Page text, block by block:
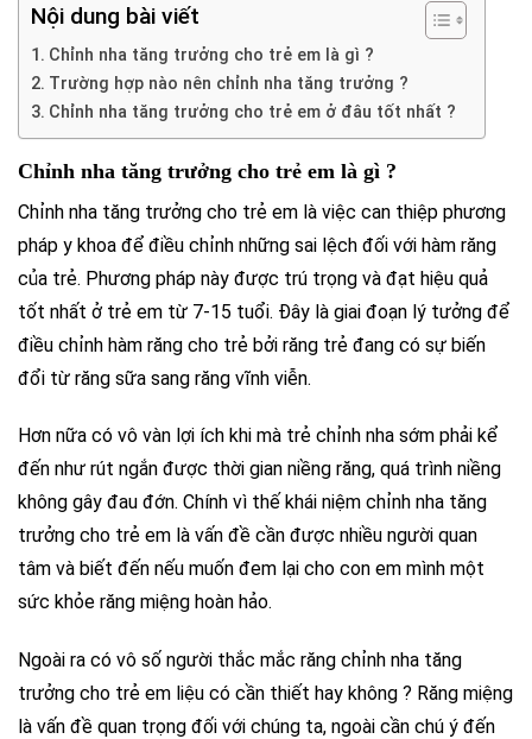
Nội dung bài viết
Chỉnh nha tăng trưởng cho trẻ em là gì ?
Trường hợp nào nên chỉnh nha tăng trưởng ?
Chỉnh nha tăng trưởng cho trẻ em ở đâu tốt nhất ?
Chỉnh nha tăng trưởng cho trẻ em là gì ?
Chỉnh nha tăng trưởng cho trẻ em là việc can thiệp phương
pháp y khoa để điều chỉnh những sai lệch đối với hàm răng
của trẻ. Phương pháp này được trú trọng và đạt hiệu quả
tốt nhất ở trẻ em từ 7-15 tuổi. Đây là giai đoạn lý tưởng để
điều chỉnh hàm răng cho trẻ bởi răng trẻ đang có sự biến
đổi từ răng sữa sang răng vĩnh viễn.
Hơn nữa có vô vàn lợi ích khi mà trẻ chỉnh nha sớm phải kể
đến như rút ngắn được thời gian niềng răng, quá trình niềng
không gây đau đớn. Chính vì thế khái niệm chỉnh nha tăng
trưởng cho trẻ em là vấn đề cần được nhiều người quan
tâm và biết đến nếu muốn đem lại cho con em mình một
sức khỏe răng miệng hoàn hảo.
Ngoài ra có vô số người thắc mắc răng chỉnh nha tăng
trưởng cho trẻ em liệu có cần thiết hay không ? Răng miệng
là vấn đề quan trọng đối với chúng ta, ngoài cần chú ý đến